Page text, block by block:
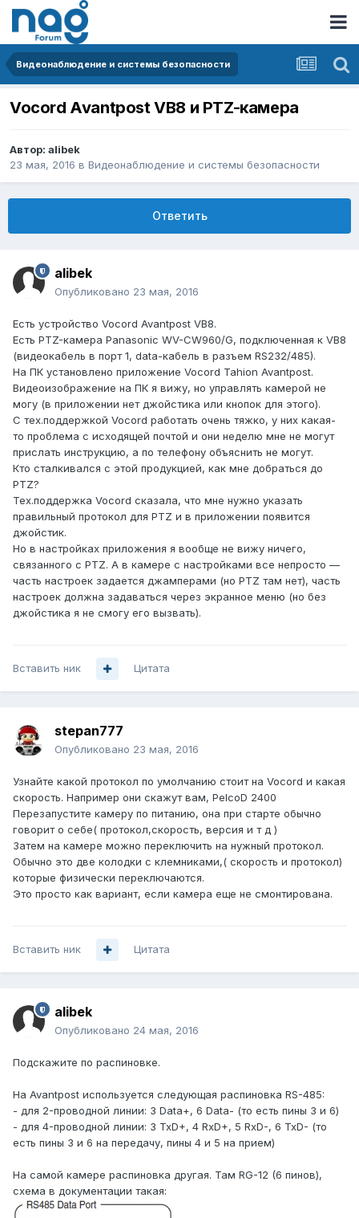
Видеонаблюдение и системы безопасности
Vocord Avantpost VB8 и PTZ-камера
Автор: alibek
23 мая, 2016 в Видеонаблюдение и системы безопасности
Ответить
alibek
Опубликовано 23 мая, 2016
Есть устройство Vocord Avantpost VB8.
Есть PTZ-камера Panasonic WV-CW960/G, подключенная к VB8
(видеокабель в порт 1, data-кабель в разъем RS232/485).
На ПК установлено приложение Vocord Tahion Avantpost.
Видеоизображение на ПК я вижу, но управлять камерой не
могу (в приложении нет джойстика или кнопок для этого).
С тех.поддержкой Vocord работать очень тяжко, у них какая-
то проблема с исходящей почтой и они неделю мне не могут
прислать инструкцию, а по телефону объяснить не могут.
Кто сталкивался с этой продукцией, как мне добраться до
PTZ?
Тех.поддержка Vocord сказала, что мне нужно указать
правильный протокол для PTZ и в приложении появится
джойстик.
Но в настройках приложения я вообще не вижу ничего,
связанного с PTZ. А в камере с настройками все непросто —
часть настроек задается джамперами (но PTZ там нет), часть
настроек должна задаваться через экранное меню (но без
джойстика я не смогу его вызвать).
Вставить ник Цитата
stepan777
Опубликовано 23 мая, 2016
Узнайте какой протокол по умолчанию стоит на Vocord и какая
скорость. Например они скажут вам, PelcoD 2400
Перезапустите камеру по питанию, она при старте обычно
говорит о себе( протокол,скорость, версия и т д )
Затем на камере можно переключить на нужный протокол.
Обычно это две колодки с клемниками,( скорость и протокол)
которые физически переключаются.
Это просто как вариант, если камера еще не смонтирована.
Вставить ник Цитата
alibek
Опубликовано 24 мая, 2016
Подскажите по распиновке.
На Avantpost используется следующая распиновка RS-485:
- для 2-проводной линии: 3 Data+, 6 Data- (то есть пины 3 и 6)
- для 4-проводной линии: 3 TxD+, 4 RxD+, 5 RxD-, 6 TxD- (то
есть пины 3 и 6 на передачу, пины 4 и 5 на прием)
На самой камере распиновка другая. Там RG-12 (6 пинов),
схема в документации такая: